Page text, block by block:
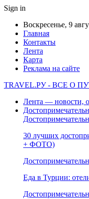
Sign in
Воскресенье, 9
Главная
Контакты
Лента
Карта
Реклама на сайте
TRAVEL.РУ - ВСЕ О
Лента — новости,
30 лучших
+ ФОТО)
Еда в Турции: